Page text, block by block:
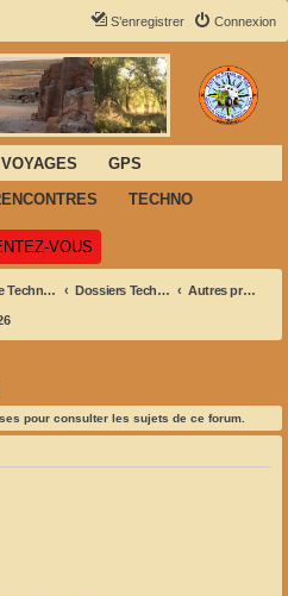
Connexion
S’enregistrer
VOYAGES
GPS
TECHNO
VOUS
Espace Techno des Tortues Dossiers Techniques Autres problématiques
pour consulter les sujets de ce forum.